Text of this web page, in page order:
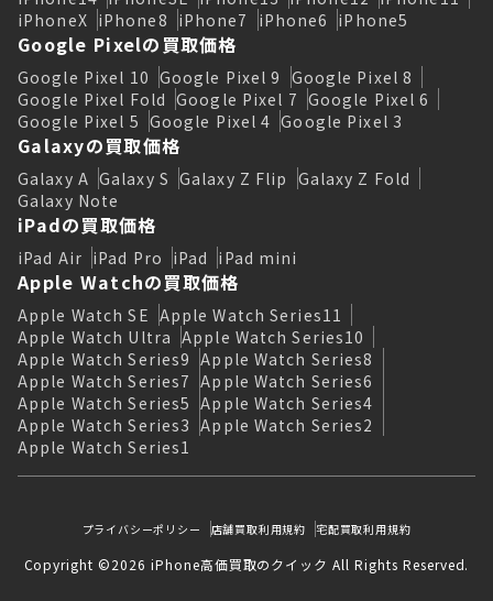
iPhoneX iPhone8 iPhone7 iPhone6 iPhone5
Google Pixelの買取価格
Google Pixel 10 Google Pixel 9 Google Pixel 8
Google Pixel Fold Google Pixel 7 Google Pixel 6
Google Pixel 5 Google Pixel 4 Google Pixel 3
Galaxyの買取価格
Galaxy A Galaxy S Galaxy Z Flip Galaxy Z Fold
Galaxy Note
iPadの買取価格
iPad Air iPad Pro iPad iPad mini
Apple Watchの買取価格
Apple Watch SE Apple Watch Series11
Apple Watch Ultra Apple Watch Series10
Apple Watch Series9 Apple Watch Series8
Apple Watch Series7 Apple Watch Series6
Apple Watch Series5 Apple Watch Series4
Apple Watch Series3 Apple Watch Series2
Apple Watch Series1
プライバシーポリシー 店舗買取利用規約 宅配買取利用規約
Copyright ©2026 iPhone高価買取のクイック All Rights Reserved.